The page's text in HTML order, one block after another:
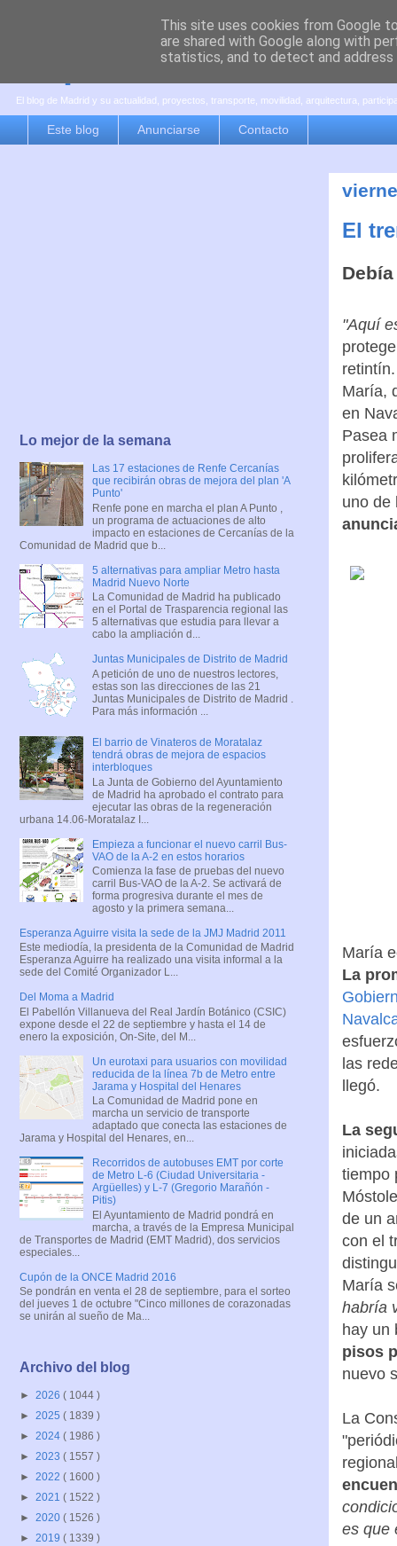
es por madrid
El blog de Madrid y su actualidad, proyectos, transporte, movilidad, arquitectura,
Este blog Anunciarse Contacto
El
"Aquí
María,
en
Pasea
uno de
María
La
las
llegó.
La
tiempo
de un
con el
María
habría
hay un
pisos
nuevo
La
es que
Lo mejor de la semana
Las 17 estaciones de Renfe Cercanías
que recibirán obras de mejora del plan 'A
Punto'
Renfe pone en marcha el plan A Punto ,
un programa de actuaciones de alto
impacto en estaciones de Cercanías de la
Comunidad de Madrid que b...
5 alternativas para ampliar Metro hasta
Madrid Nuevo Norte
La Comunidad de Madrid ha publicado
en el Portal de Trasparencia regional las
5 alternativas que estudia para llevar a
cabo la ampliación d...
Juntas Municipales de Distrito de Madrid
A petición de uno de nuestros lectores,
estas son las direcciones de las 21
Juntas Municipales de Distrito de Madrid .
Para más información ...
El barrio de Vinateros de Moratalaz
tendrá obras de mejora de espacios
interbloques
La Junta de Gobierno del Ayuntamiento
de Madrid ha aprobado el contrato para
ejecutar las obras de la regeneración
urbana 14.06-Moratalaz I...
Empieza a funcionar el nuevo carril Bus-
VAO de la A-2 en estos horarios
Comienza la fase de pruebas del nuevo
carril Bus-VAO de la A-2. Se activará de
forma progresiva durante el mes de
agosto y la primera semana...
Esperanza Aguirre visita la sede de la JMJ Madrid 2011
Este mediodía, la presidenta de la Comunidad de Madrid
Esperanza Aguirre ha realizado una visita informal a la
sede del Comité Organizador L...
Del Moma a Madrid
El Pabellón Villanueva del Real Jardín Botánico (CSIC)
expone desde el 22 de septiembre y hasta el 14 de
enero la exposición, On-Site, del M...
Un eurotaxi para usuarios con movilidad
reducida de la línea 7b de Metro entre
Jarama y Hospital del Henares
La Comunidad de Madrid pone en
marcha un servicio de transporte
adaptado que conecta las estaciones de
Jarama y Hospital del Henares, en...
Recorridos de autobuses EMT por corte
de Metro L-6 (Ciudad Universitaria -
Argüelles) y L-7 (Gregorio Marañón -
Pitis)
El Ayuntamiento de Madrid pondrá en
marcha, a través de la Empresa Municipal
de Transportes de Madrid (EMT Madrid), dos servicios
especiales...
Cupón de la ONCE Madrid 2016
Se pondrán en venta el 28 de septiembre, para el sorteo
del jueves 1 de octubre "Cinco millones de corazonadas
se unirán al sueño de Ma...
Archivo del blog
► 2026 ( 1044 )
► 2025 ( 1839 )
► 2024 ( 1986 )
► 2023 ( 1557 )
► 2022 ( 1600 )
► 2021 ( 1522 )
► 2020 ( 1526 )
► 2019 ( 1339 )
This site uses cookies from Google
are shared with Google along with
statistics, and to detect and address